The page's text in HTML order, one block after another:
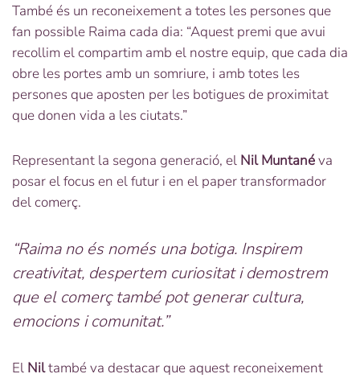
També és un reconeixement a totes les persones que
fan possible Raima cada dia: “Aquest premi que avui
recollim el compartim amb el nostre equip, que cada dia
obre les portes amb un somriure, i amb totes les
persones que aposten per les botigues de proximitat
que donen vida a les ciutats.”
Representant la segona generació, el Nil Muntanéva
posar el focus en el futur i en el paper transformador
del comerç.
“Raima no és només una botiga. Inspirem
creativitat, despertem curiositat i demostrem
que el comerç també pot generar cultura,
emocions i comunitat.”
El Niltambé va destacar que aquest reconeixement